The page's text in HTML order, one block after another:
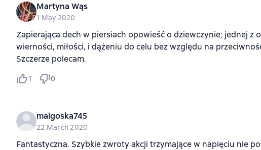
Martyna Wąs
1 May 2020
Zapierająca dech w piersiach opowieść o dziewczynie; jednej
wierności, miłości, i dążeniu do celu bez względu na
Szczerze polecam.
1 0
malgoska745
22 March 2020
Fantastyczna. Szybkie zwroty akcji trzymające w napięciu nie